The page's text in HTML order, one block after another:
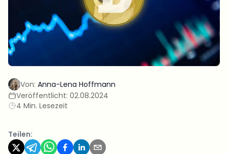
Von: Anna-Lena Hoffmann
Veröffentlicht: 02.08.2024
4 Min. Lesezeit
Teilen: